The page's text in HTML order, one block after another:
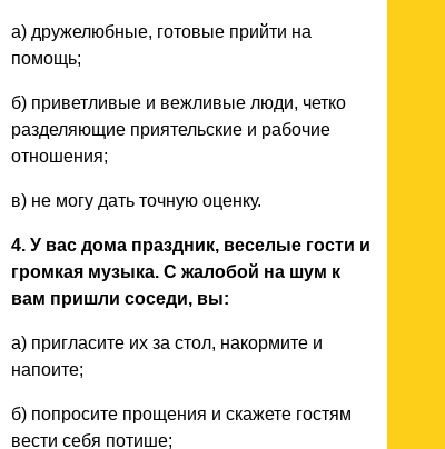
а) дружелюбные, готовые прийти на
помощь;
б) приветливые и вежливые люди, четко
разделяющие приятельские и рабочие
отношения;
в) не могу дать точную оценку.
4. У вас дома праздник, веселые гости и
громкая музыка. С жалобой на шум к
вам пришли соседи, вы:
а) пригласите их за стол, накормите и
напоите;
б) попросите прощения и скажете гостям
вести себя потише;